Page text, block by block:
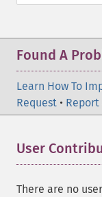
Found A
Learn How To
Request • Report
User
There are no